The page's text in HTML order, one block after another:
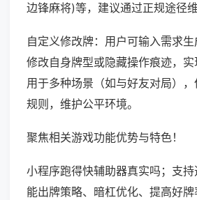
边锋麻将)等，建议通过正规途径维
自定义修改牌：用户可输入需求生
修改自身牌型或隐藏操作痕迹，实
用于多种场景（如与好友对局）
规则，维护公平环境。
聚焦相关游戏功能优势与特色！
小程序跑得快辅助器真实吗；支
能出牌策略、暗杠优化、提高好